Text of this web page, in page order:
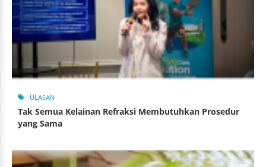
ULASAN
Tak Semua Kelainan Refraksi Membutuhkan Prosedur
yang Sama